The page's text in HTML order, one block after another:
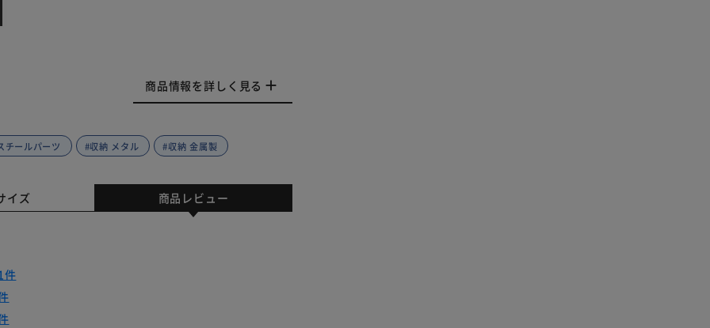
商品情報を詳しく見る
チールパーツ #収納 メタル #収納 金属製
イズ 商品レビュー
件